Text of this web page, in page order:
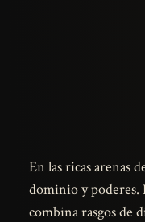
En las ricas arenas
dominio y poderes.
combina rasgos de